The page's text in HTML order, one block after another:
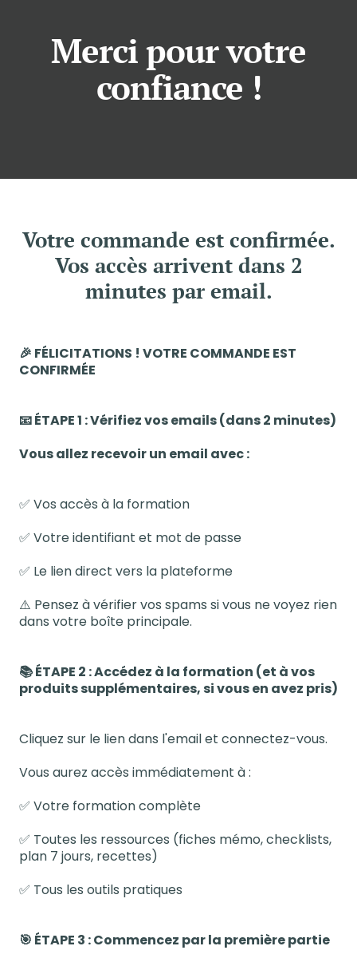
Merci pour votre
confiance !
Votre commande est confirmée.
Vos accès arrivent dans 2
minutes par email.
🎉 FÉLICITATIONS ! VOTRE COMMANDE EST
CONFIRMÉE
📧 ÉTAPE 1 : Vérifiez vos emails (dans 2 minutes)
Vous allez recevoir un email avec :
✅ Vos accès à la formation
✅ Votre identifiant et mot de passe
✅ Le lien direct vers la plateforme
⚠️ Pensez à vérifier vos spams si vous ne voyez rien
dans votre boîte principale.
📚 ÉTAPE 2 : Accédez à la formation (et à vos
produits supplémentaires, si vous en avez pris)
Cliquez sur le lien dans l'email et connectez-vous.
Vous aurez accès immédiatement à :
✅ Votre formation complète
✅ Toutes les ressources (fiches mémo, checklists,
plan 7 jours, recettes)
✅ Tous les outils pratiques
🎯 ÉTAPE 3 : Commencez par la première partie